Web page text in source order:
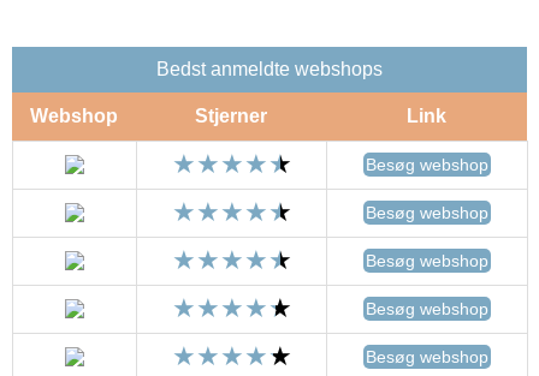
Bedst anmeldte webshops
Webshop Stjerner Link
Besøg webshop
Besøg webshop
Besøg webshop
Besøg webshop
Besøg webshop